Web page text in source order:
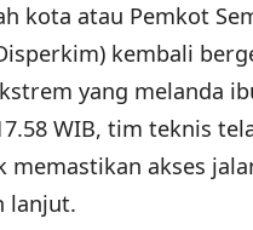
kota atau Pemkot
kembali
yang melanda
WIB, tim teknis
memastikan akses
lanjut.